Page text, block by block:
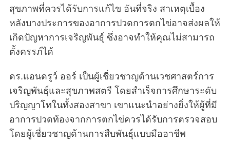
สุขภาพที่ควรได้รับการแก้ไข อันที่จริง สาเหตุเบื้อง
หลังบางประการของอาการปวดการตกไข่อาจส่งผลให้
เกิดปัญหาการเจริญพันธุ์ ซึ่งอาจทำให้คุณไม่สามารถ
ตั้งครรภ์ได้
ดร.แอนดรูว์ ออร์ เป็นผู้เชี่ยวชาญด้านเวชศาสตร์การ
เจริญพันธุ์และสุขภาพสตรี โดยสำเร็จการศึกษาระดับ
ปริญญาโทในทั้งสองสาขา เขาแนะนำอย่างยิ่งให้ผู้ที่มี
อาการปวดท้องจากการตกไข่ควรได้รับการตรวจสอบ
โดยผู้เชี่ยวชาญด้านการสืบพันธุ์แบบมืออาชีพ